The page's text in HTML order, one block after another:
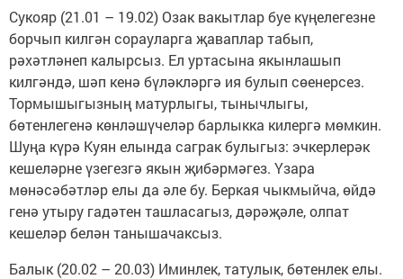
Сукояр (21.01 – 19.02) Озак вакытлар буе күңелегезне
борчып килгән сорауларга җаваплар табып,
рәхәтләнеп калырсыз. Ел уртасына якынлашып
килгәндә, шәп кенә бүләкләргә ия булып сөенерсез.
Тормышыгызның матурлыгы, тынычлыгы,
бөтенлегенә көнләшүчеләр барлыкка килергә мөмкин.
Шуңа күрә Куян елында саграк булыгыз: эчкерлерәк
кешеләрне үзегезгә якын җибәрмәгез. Үзара
мөнәсәбәтләр елы да әле бу. Беркая чыкмыйча, өйдә
генә утыру гадәтен ташласагыз, дәрәҗәле, олпат
кешеләр белән танышачаксыз.
Балык (20.02 – 20.03) Иминлек, татулык, бөтенлек елы.